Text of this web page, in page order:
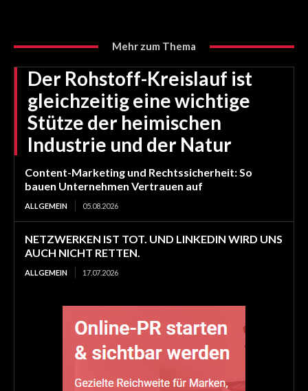
Mehr zum Thema
Der Rohstoff-Kreislauf ist
gleichzeitig eine wichtige
Stütze der heimischen
Industrie und der Natur
Content-Marketing und Rechtssicherheit: So
bauen Unternehmen Vertrauen auf
ALLGEMEIN 05.08.2026
NETZWERKEN IST TOT. UND LINKEDIN WIRD UNS
AUCH NICHT RETTEN.
ALLGEMEIN 17.07.2026